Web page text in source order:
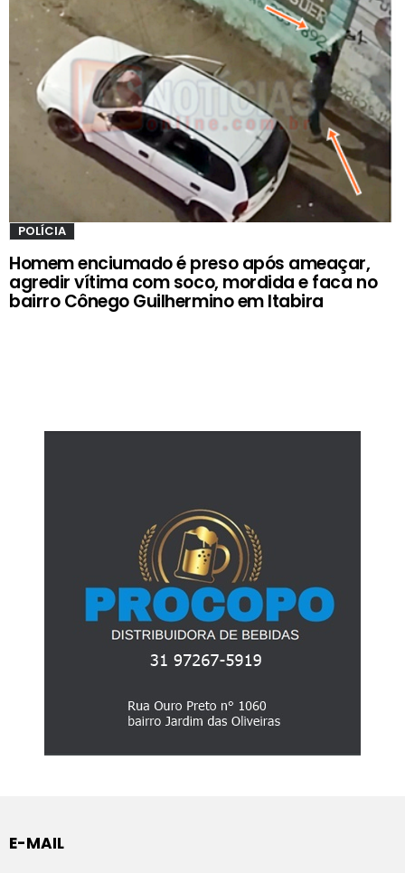
POLÍCIA
Homem enciumado é preso após ameaçar,
agredir vítima com soco, mordida e faca no
bairro Cônego Guilhermino em Itabira
E-MAIL